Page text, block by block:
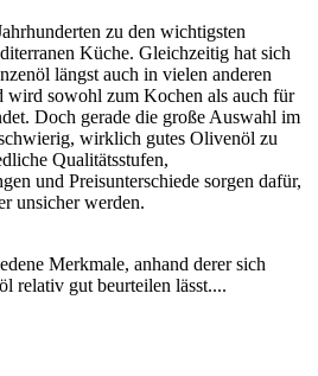
zu den wichtigsten
Küche. Gleichzeitig hat sich
längst auch in vielen anderen
wird sowohl zum Kochen als auch für
Doch gerade die große Auswahl im
wirklich gutes Olivenöl zu
Qualitätsstufen,
und Preisunterschiede sorgen dafür,
unsicher werden.
Merkmale, anhand derer sich
relativ gut beurteilen lässt....